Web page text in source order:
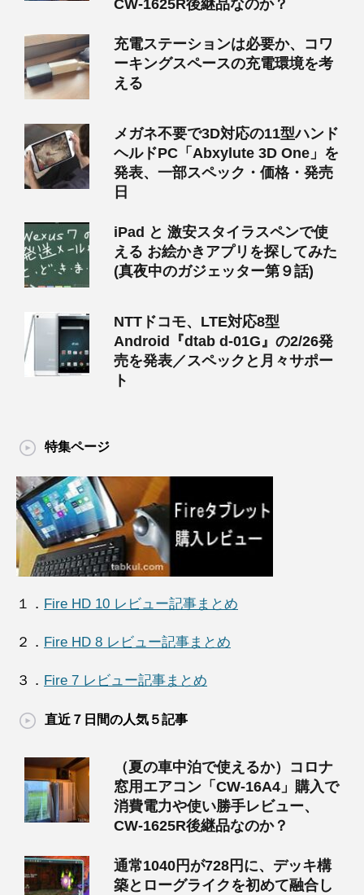
CW-1625R後継品なのか？
充電ステーションは必要か、コワ
ーキングスペースの充電環境を考
える
メガネ不要で3D対応の11型ハンド
ヘルドPC「Abxylute 3D One」を
発表、一部スペック・価格・発売
日
iPad と 激安スタイラスペンで使
える お絵かきアプリを探してみた
(真夜中のガジェッター第９話)
NTTドコモ、LTE対応8型
Android『dtab d-01G』の2/26発
売を発表／スペックと月々サポー
ト
特集ページ
１． Fire HD 10 レビュー記事まとめ
２． Fire HD 8 レビュー記事まとめ
３． Fire 7 レビュー記事まとめ
直近７日間の人気５記事
（夏の車中泊で使えるか）コロナ
窓用エアコン「CW-16A4」購入で
消費電力や使い勝手レビュー、
CW-1625R後継品なのか？
通常1040円が728円に、デッキ構
築とローグライクを初めて融合し